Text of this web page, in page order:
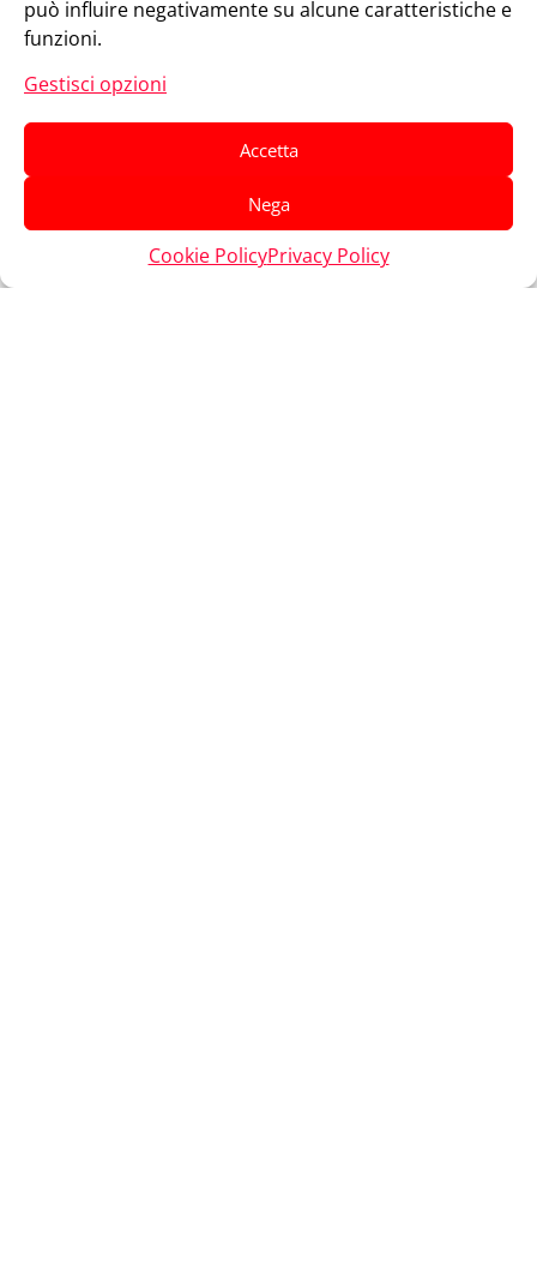
può influire negativamente su alcune caratteristiche e
funzioni.
Gestisci opzioni
Accetta
Nega
Cookie PolicyPrivacy Policy